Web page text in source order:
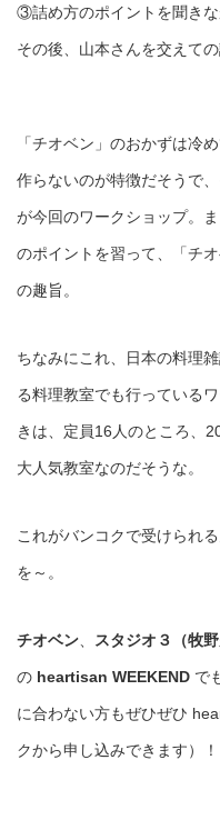
③詰め方のポイントを聞き
その後、山本さんを交えての
「チオベン」のおかずは冷
作らないのが特徴だそうで
が今回のワークショップ。
のポイントを習って、「チ
の趣旨。
ちなみにこれ、日本の料理
る料理教室でも行っている
きは、定員16人のところ、
大人気教室なのだそうな。
これがバンコクで受けられ
を～。
チオベン スタジオ３（牧
の heartisan WEEKEND で
に合わない方もぜひぜひ
クから申し込みできます）！